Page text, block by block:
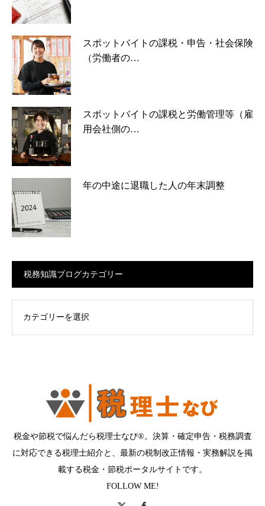
スポットバイトの課税・申告・社会保険
（労働者の…
スポットバイトの課税と労働管理等（雇
用会社側の…
年の中途に退職した人の年末調整
税務知識ブログカテゴリー
税金や節税で悩んだら税理士なび®。決算・確定申告・税務調査
に対応できる税理士紹介と、最新の税制改正情報・実務解説を掲
載する税金・節税ポータルサイトです。
FOLLOW ME!